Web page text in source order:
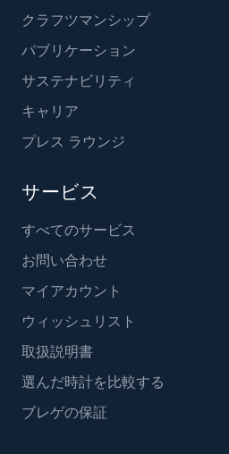
クラフツマンシップ
パブリケーション
サステナビリティ
キャリア
プレス ラウンジ
サービス
すべてのサービス
お問い合わせ
マイアカウント
ウィッシュリスト
取扱説明書
選んだ時計を比較する
ブレゲの保証